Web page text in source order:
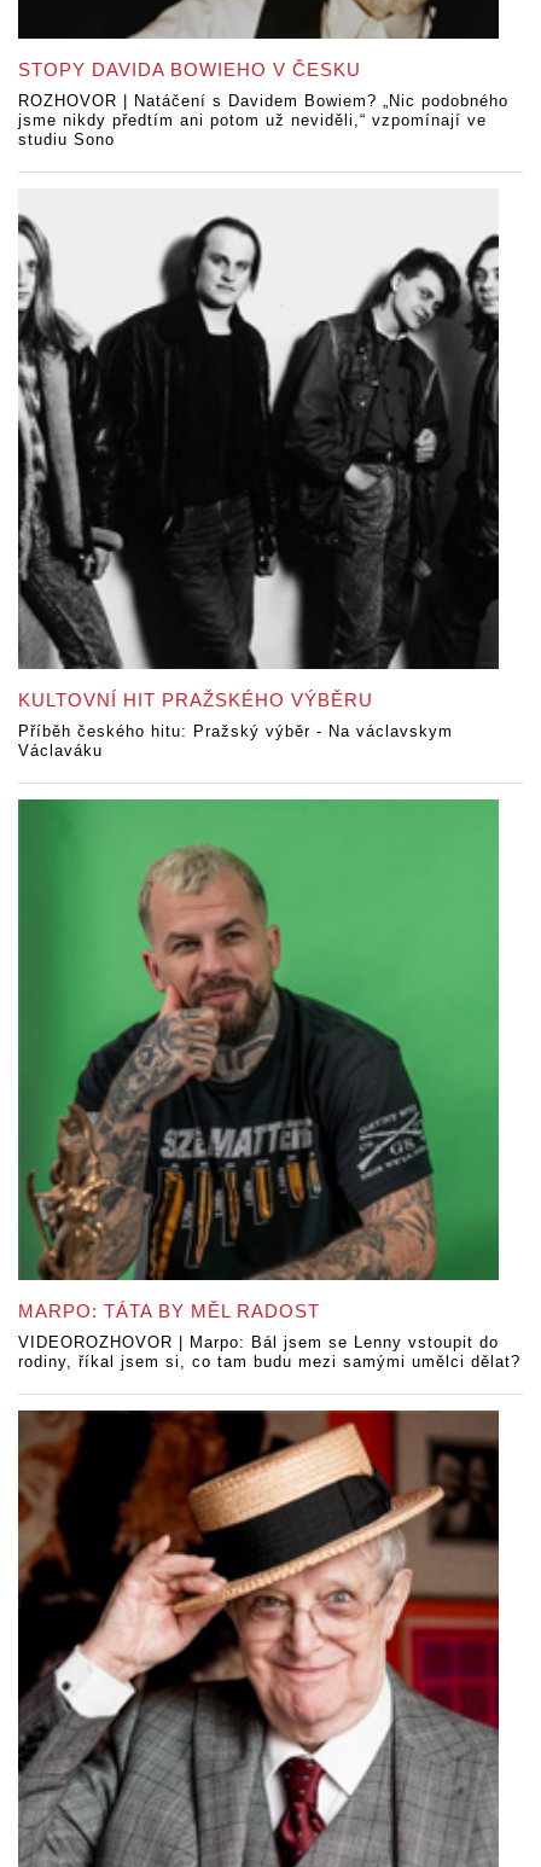
STOPY DAVIDA BOWIEHO V ČESKU
ROZHOVOR | Natáčení s Davidem Bowiem? „Nic podobného
jsme nikdy předtím ani potom už neviděli,“ vzpomínají ve
studiu Sono
KULTOVNÍ HIT PRAŽSKÉHO VÝBĚRU
Příběh českého hitu: Pražský výběr - Na václavskym
Václaváku
MARPO: TÁTA BY MĚL RADOST
VIDEOROZHOVOR | Marpo: Bál jsem se Lenny vstoupit do
rodiny, říkal jsem si, co tam budu mezi samými umělci dělat?